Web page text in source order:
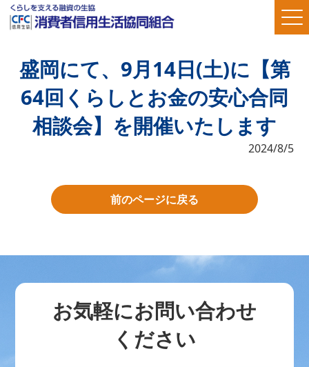
盛岡にて、9月14日(土)に【第
64回くらしとお金の安心合同
相談会】を開催いたします
2024/8/5
前のページに戻る
お気軽にお問い合わせ
ください